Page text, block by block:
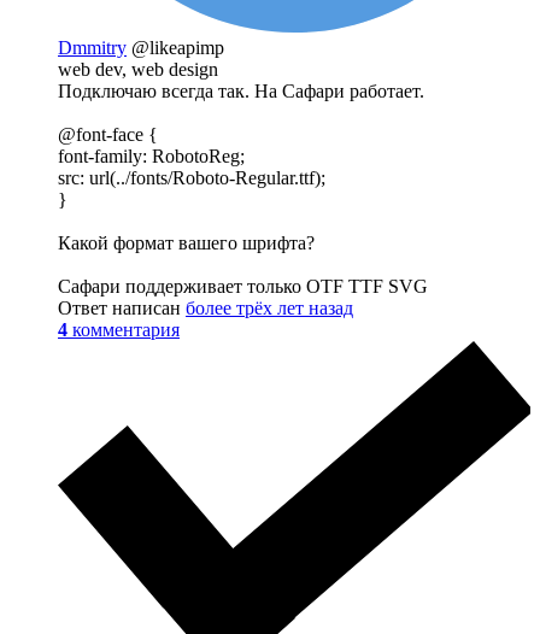
Dmmitry @likeapimp
web dev, web design
Подключаю всегда так. На Сафари работает.
@font-face {
font-family: RobotoReg;
src: url(../fonts/Roboto-Regular.ttf);
}
Какой формат вашего шрифта?
Сафари поддерживает только OTF TTF SVG
Ответ написан более трёх лет назад
4 комментария